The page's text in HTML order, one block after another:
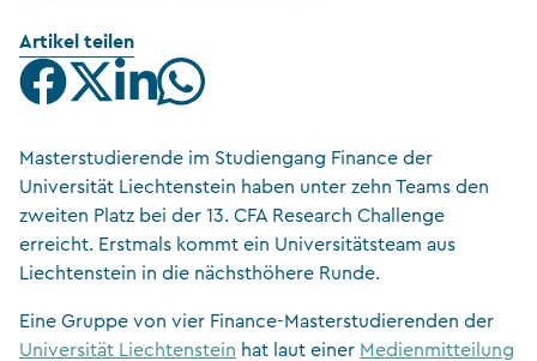
Artikel teilen
Masterstudierende im Studiengang Finance der
Universität Liechtenstein haben unter zehn Teams den
zweiten Platz bei der 13. CFA Research Challenge
erreicht. Erstmals kommt ein Universitätsteam aus
Liechtenstein in die nächsthöhere Runde.
Eine Gruppe von vier Finance-Masterstudierenden der
Universität Liechtenstein hat laut einer Medienmitteilung